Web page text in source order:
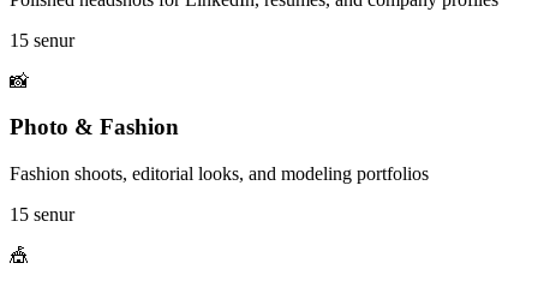
15 senur
📸
Photo & Fashion
Fashion shoots, editorial looks, and modeling portfolios
15 senur
🎪